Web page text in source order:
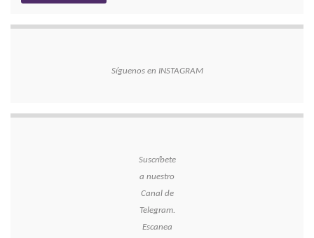
Síguenos en INSTAGRAM
Suscríbete
a nuestro
Canal de
Telegram.
Escanea